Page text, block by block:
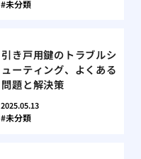
未分類
引き戸用鍵のトラブルシ
ューティング、よくある
問題と解決策
2025.05.13
未分類